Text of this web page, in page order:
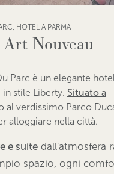
HOTEL A PARMA
Art Nouveau
Parc è un elegante
stile Liberty. Situato a
al verdissimo Parco
alloggiare nella città.
e suite dall'atmosfera
spazio, ogni